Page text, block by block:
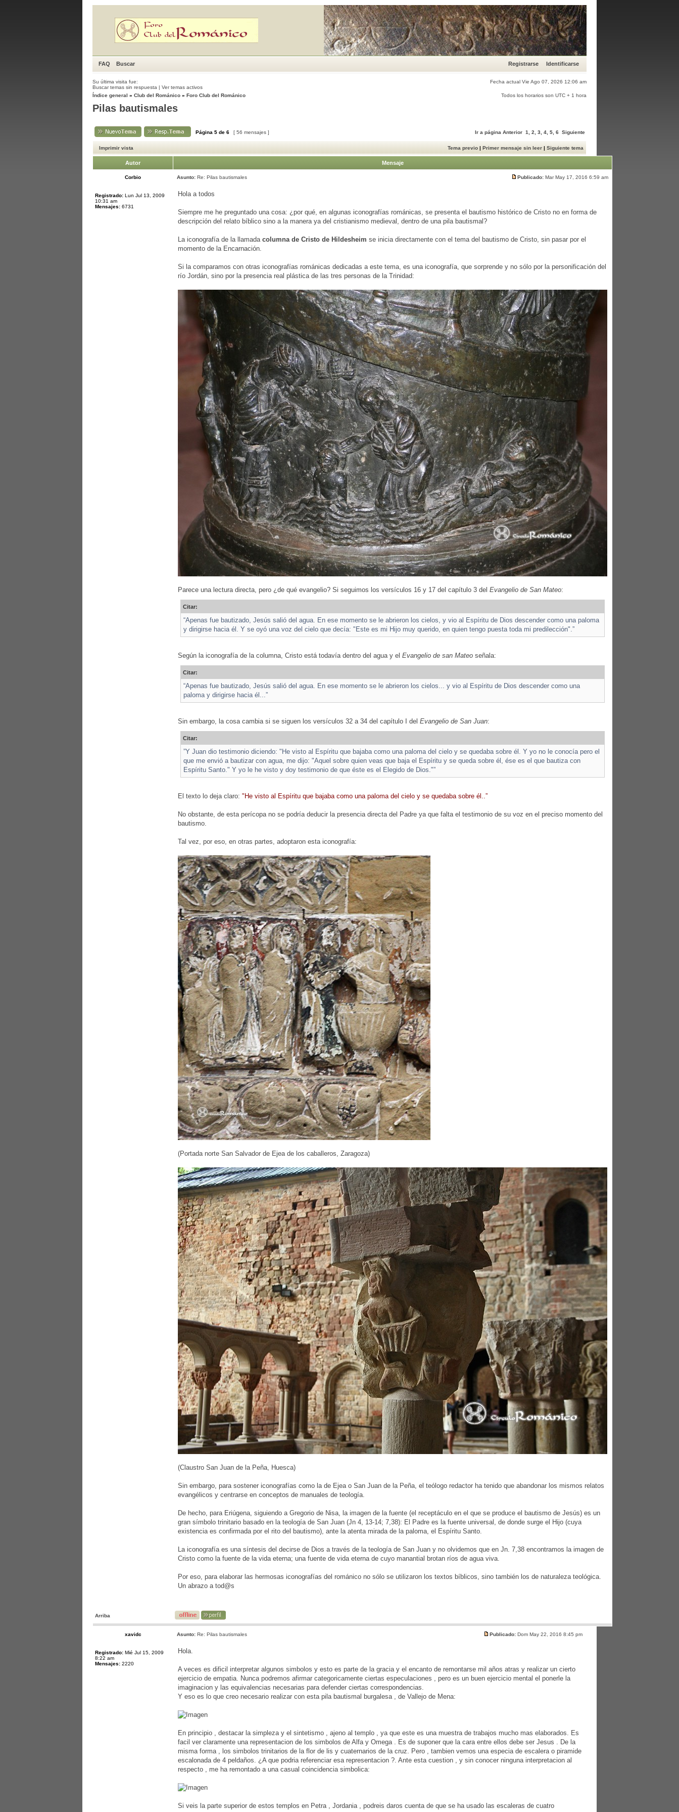
FAQ Buscar Registrarse Identificarse
Su última visita fue:
Fecha actual Vie Ago 07, 2026 12:06 am
Buscar temas sin respuesta | Ver temas activos
Índice general » Club del Románico » Foro Club del Románico Todos los horarios son UTC + 1 hora
Pilas bautismales
Página 5 de 6 [ 56 mensajes ] Ir a página Anterior 1 2 3 4 5 6 Siguiente
Imprimir vista Tema previo | Primer mensaje sin leer | Siguiente tema
Autor Mensaje
Corbio Asunto: Re: Pilas bautismales Publicado: Mar May 17, 2016 6:59 am
Registrado: Lun Jul 13, 2009
10:31 am
Mensajes: 6731
Hola a todos
Siempre me he preguntado una cosa: ¿por qué, en algunas iconografías románicas, se presenta el bautismo histórico de Cristo no en forma de
descripción del relato bíblico sino a la manera ya del cristianismo medieval, dentro de una pila bautismal?
La iconografía de la llamada columna de Cristo de Hildesheim se inicia directamente con el tema del bautismo de Cristo, sin pasar por el
momento de la Encarnación.
Si la comparamos con otras iconografías románicas dedicadas a este tema, es una iconografía, que sorprende y no sólo por la personificación del
río Jordán, sino por la presencia real plástica de las tres personas de la Trinidad:
Parece una lectura directa, pero ¿de qué evangelio? Si seguimos los versículos 16 y 17 del capítulo 3 del Evangelio de San Mateo:
Citar:
“Apenas fue bautizado, Jesús salió del agua. En ese momento se le abrieron los cielos, y vio al Espíritu de Dios descender como una paloma
y dirigirse hacia él. Y se oyó una voz del cielo que decía: "Este es mi Hijo muy querido, en quien tengo puesta toda mi predilección".”
Según la iconografía de la columna, Cristo está todavía dentro del agua y el Evangelio de san Mateo señala:
Citar:
“Apenas fue bautizado, Jesús salió del agua. En ese momento se le abrieron los cielos... y vio al Espíritu de Dios descender como una
paloma y dirigirse hacia él...”
Sin embargo, la cosa cambia si se siguen los versículos 32 a 34 del capítulo I del Evangelio de San Juan:
Citar:
”Y Juan dio testimonio diciendo: "He visto al Espíritu que bajaba como una paloma del cielo y se quedaba sobre él. Y yo no le conocía pero el
que me envió a bautizar con agua, me dijo: "Aquel sobre quien veas que baja el Espíritu y se queda sobre él, ése es el que bautiza con
Espíritu Santo." Y yo le he visto y doy testimonio de que éste es el Elegido de Dios."”
El texto lo deja claro: "He visto al Espíritu que bajaba como una paloma del cielo y se quedaba sobre él..”
No obstante, de esta perícopa no se podría deducir la presencia directa del Padre ya que falta el testimonio de su voz en el preciso momento del
bautismo.
Tal vez, por eso, en otras partes, adoptaron esta iconografía:
(Portada norte San Salvador de Ejea de los caballeros, Zaragoza)
(Claustro San Juan de la Peña, Huesca)
Sin embargo, para sostener iconografías como la de Ejea o San Juan de la Peña, el teólogo redactor ha tenido que abandonar los mismos relatos
evangélicos y centrarse en conceptos de manuales de teología.
De hecho, para Eriúgena, siguiendo a Gregorio de Nisa, la imagen de la fuente (el receptáculo en el que se produce el bautismo de Jesús) es un
gran símbolo trinitario basado en la teología de San Juan (Jn 4, 13-14; 7,38): El Padre es la fuente universal, de donde surge el Hijo (cuya
existencia es confirmada por el rito del bautismo), ante la atenta mirada de la paloma, el Espíritu Santo.
La iconografía es una síntesis del decirse de Dios a través de la teología de San Juan y no olvidemos que en Jn. 7,38 encontramos la imagen de
Cristo como la fuente de la vida eterna; una fuente de vida eterna de cuyo manantial brotan ríos de agua viva.
Por eso, para elaborar las hermosas iconografías del románico no sólo se utilizaron los textos bíblicos, sino también los de naturaleza teológica.
Un abrazo a tod@s
Arriba
xavidc Asunto: Re: Pilas bautismales Publicado: Dom May 22, 2016 8:45 pm
Registrado: Mié Jul 15, 2009
8:22 am
Mensajes: 2220
Hola.
A veces es dificil interpretar algunos simbolos y esto es parte de la gracia y el encanto de remontarse mil años atras y realizar un cierto
ejercicio de empatia. Nunca podremos afirmar categoricamente ciertas especulaciones , pero es un buen ejercicio mental el ponerle la
imaginacion y las equivalencias necesarias para defender ciertas correspondencias.
Y eso es lo que creo necesario realizar con esta pila bautismal burgalesa , de Vallejo de Mena:
En principio , destacar la simpleza y el sintetismo , ajeno al templo , ya que este es una muestra de trabajos mucho mas elaborados. Es
facil ver claramente una representacion de los simbolos de Alfa y Omega . Es de suponer que la cara entre ellos debe ser Jesus . De la
misma forma , los simbolos trinitarios de la flor de lis y cuaternarios de la cruz. Pero , tambien vemos una especia de escalera o piramide
escalonada de 4 peldaños. ¿A que podria referenciar esa representacion ?. Ante esta cuestion , y sin conocer ninguna interpretacion al
respecto , me ha remontado a una casual coincidencia simbolica:
Si veis la parte superior de estos templos en Petra , Jordania , podreis daros cuenta de que se ha usado las escaleras de cuatro